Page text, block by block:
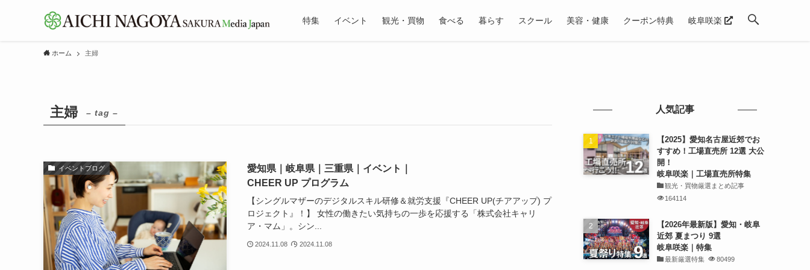
特集 イベント 観光・買物 食べる 暮らす スクール 美容・健康 クーポン特典 岐阜咲楽
ホーム 主婦
主婦 – tag –
イベントブログ
愛知県｜岐阜県｜三重県｜イベント｜
CHEER UP プログラム
【シングルマザーのデジタルスキル研修＆就労支援『CHEER UP(チアアップ) プ
ロジェクト』！】 女性の働きたい気持ちの一歩を応援する「株式会社キャリ
ア・マム」。シン...
2024.11.08 2024.11.08
人気記事
【2025】愛知名古屋近郊でお
すすめ！工場直売所 12選 大公
開！
岐阜咲楽｜工場直売所特集
観光・買物厳選まとめ記事
164114
【2026年最新版】愛知・岐阜
近郊 夏まつり 9選
岐阜咲楽｜特集
最新厳選特集 80499